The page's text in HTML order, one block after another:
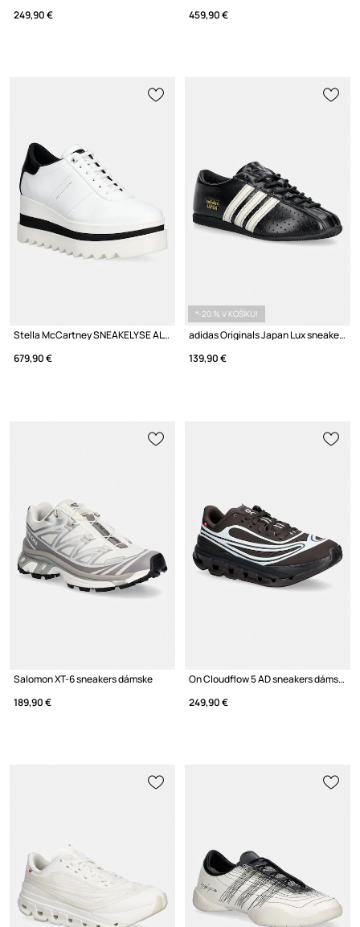
249,90 €
459,90 €
Stella McCartney SNEAKELYSE ALTER sneakers na platforme dámske
679,90 €
*-20 % V KOŠÍKU!
adidas Originals Japan Lux sneakers dámske kožené
139,90 €
Salomon XT-6 sneakers dámske
189,90 €
On Cloudflow 5 AD sneakers dámske
249,90 €